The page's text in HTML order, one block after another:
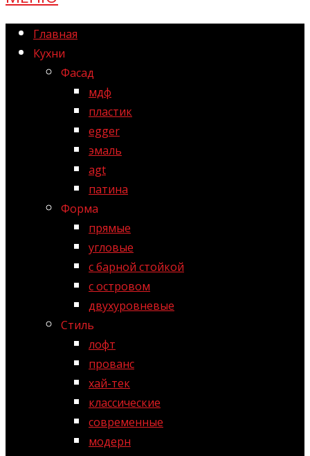
Главная
Кухни
Фасад
мдф
пластик
egger
эмаль
agt
патина
Форма
прямые
угловые
с барной стойкой
с островом
двухуровневые
Стиль
лофт
прованс
хай-тек
классические
современные
модерн